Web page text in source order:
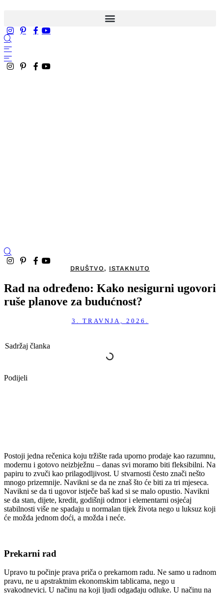
DRUŠTVO , ISTAKNUTO
Rad na određeno: Kako nesigurni ugovori
ruše planove za budućnost?
3. TRAVNJA, 2026.
Sadržaj članka
Podijeli
Postoji jedna rečenica koju tržište rada uporno prodaje kao razumnu,
modernu i gotovo neizbježnu – danas svi moramo biti fleksibilni. Na
papiru to zvuči kao prilagodljivost. U stvarnosti često znači nešto
mnogo prizemnije. Navikni se da ne znaš što će biti za tri mjeseca.
Navikni se da ti ugovor istječe baš kad si se malo opustio. Navikni
se da stan, dijete, kredit, godišnji odmor i elementarni osjećaj
stabilnosti više ne spadaju u normalan tijek života nego u luksuz koji
će možda jednom doći, a možda i neće.
Prekarni rad
Upravo tu počinje prava priča o prekarnom radu. Ne samo u radnom
pravu, ne u apstraktnim ekonomskim tablicama, nego u
svakodnevici. U načinu na koji ljudi odgađaju odluke. U načinu na